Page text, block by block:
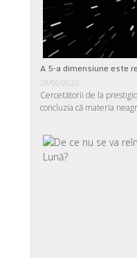
A 5-a dimensiune este
28/06/2025
Cercetătorii de la
concluzia că materia